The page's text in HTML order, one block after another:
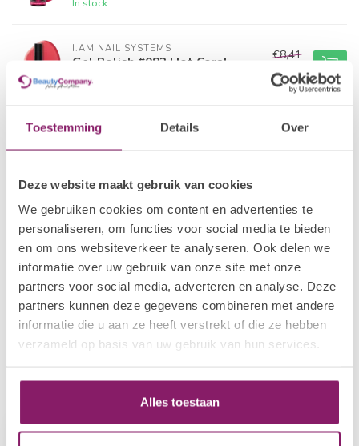
Toestemming Details Over
Deze website maakt gebruik van cookies
We gebruiken cookies om content en advertenties te
personaliseren, om functies voor social media te bieden
en om ons websiteverkeer te analyseren. Ook delen we
informatie over uw gebruik van onze site met onze
partners voor social media, adverteren en analyse. Deze
partners kunnen deze gegevens combineren met andere
informatie die u aan ze heeft verstrekt of die ze hebben
verzameld op basis van uw gebruik van hun services.
Alles toestaan
I.AM NAIL SYSTEMS
Gel Polish #082 Hot Coral
In stock
€8,41
€6,73
POLKADOTS
Gelpolish 25 Tropical Bird
€21,80
Gel Polish #001 A'dam
In stock
€8,41
€6,73
I.AM COLLECTION BY BO.
Gel Polish #042 Reflecting
Pink
In stock
€12,50
€10,00
-45%
-45%